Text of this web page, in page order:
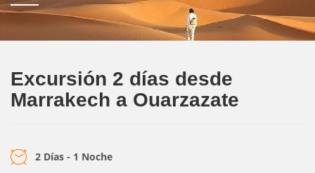
Excursión 2 días desde
Marrakech a Ouarzazate
2 Días - 1 Noche